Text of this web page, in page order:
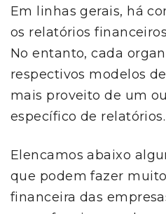
Em linhas gerais, há
os relatórios
No entanto, cada
respectivos modelos
mais proveito de um
específico de relatórios.
Elencamos abaixo
que podem fazer
financeira das